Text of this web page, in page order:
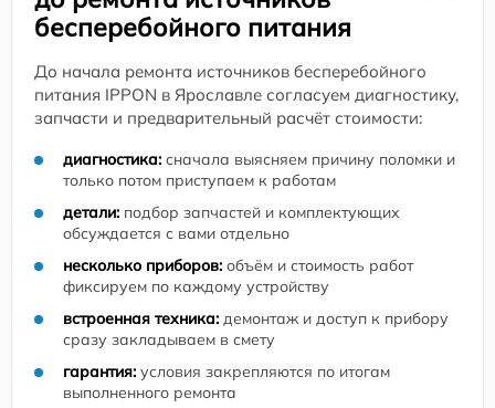
бесперебойного питания
До начала ремонта источников бесперебойного
питания IPPON в Ярославле согласуем диагностику,
запчасти и предварительный расчёт стоимости:
диагностика: сначала выясняем причину поломки и
только потом приступаем к работам
детали: подбор запчастей и комплектующих
обсуждается с вами отдельно
несколько приборов: объём и стоимость работ
фиксируем по каждому устройству
встроенная техника: демонтаж и доступ к прибору
сразу закладываем в смету
гарантия: условия закрепляются по итогам
выполненного ремонта